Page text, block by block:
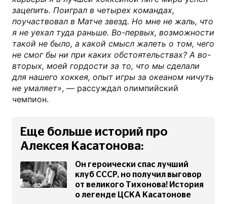
зацепить. Поиграл в четырех командах,
поучаствовал в Матче звезд. Но мне не жаль, что
я не уехал туда раньше. Во-первых, возможности
такой не было, а какой смысл жалеть о том, чего
не смог бы ни при каких обстоятельствах? А во-
вторых, моей гордости за то, что мы сделали
для нашего хоккея, опыт игры за океаном ничуть
не умаляет», — рассуждал олимпийский
чемпион.
Еще больше историй про
Алексея Касатонова:
Он героически спас лучший
клуб СССР, но получил выговор
от великого Тихонова! История
о легенде ЦСКА Касатонове